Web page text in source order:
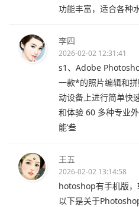
功能丰富，适合各种
李四
2026-02-02 12:31:41
s1、Adobe
一款*的照片编辑和
动设备上进行简单快
和体验 60 多种专业
能‘叁
王五
2026-02-02 13:14:58
hotoshop有手机版
以下是关于